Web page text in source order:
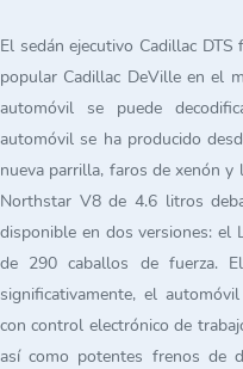
El sedán ejecutivo Cadillac
popular Cadillac DeVille en el
automóvil se puede
automóvil se ha producido
nueva parrilla, faros de xenón
Northstar V8 de 4.6 litros
disponible en dos versiones: el
de 290 caballos de fuerza.
significativamente, el
con control electrónico de
así como potentes frenos de